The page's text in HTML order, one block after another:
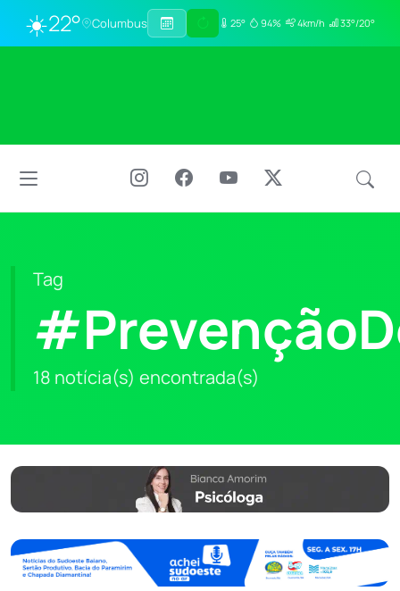
☀️22° Columbus 25° 94% 4km/h 33°/20°
Tag
18 notícia(s) encontrada(s)